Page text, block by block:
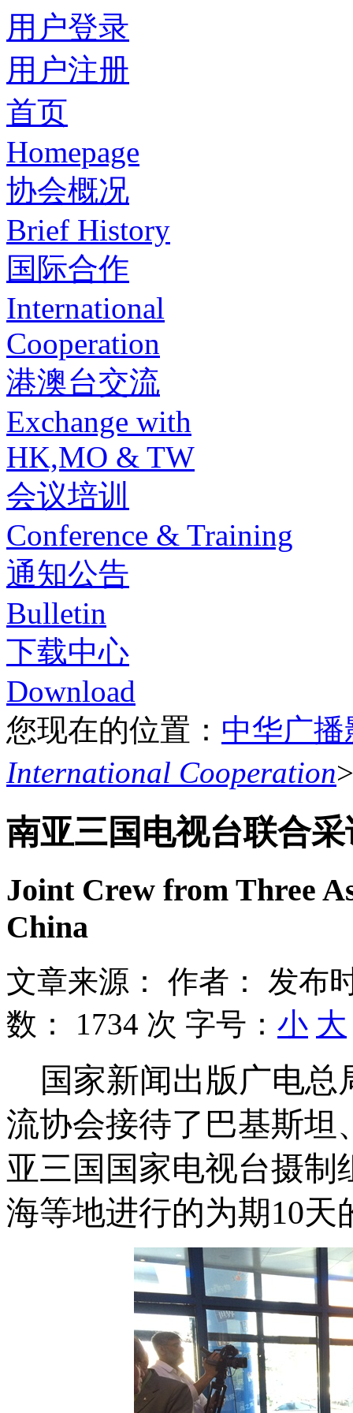
用户登录
用户注册
首页
Homepage
协会概况
Brief History
国际合作
International
Cooperation
港澳台交流
Exchange with
HK,MO & TW
会议培训
Conference & Training
通知公告
Bulletin
下载中心
Download
您现在的位置： 中华广
International Cooperation
南亚三国电视台联合
Joint Crew from Three
China
文章来源： 作者：
发布
数： 1734 次 字号： 小 大
国家新闻出版广电
流协会接待了巴基斯坦
亚三国国家电视台摄制
海等地进行的为期10天